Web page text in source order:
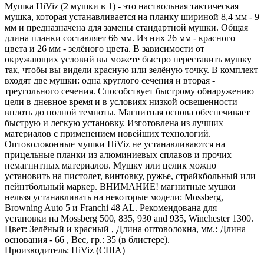
Мушка HiViz (2 мушки в 1) - это наствольная тактическая
мушка, которая устанавливается на планку шириной 8,4 мм - 9
мм и предназначена для замены стандартной мушки. Общая
длина планки составляет 66 мм. Из них 26 мм - красного
цвета и 26 мм - зелёного цвета. В зависимости от
окружающих условий вы можете быстро переставить мушку
так, чтобы вы видели красную или зелёную точку. В комплект
входят две мушки: одна круглого сечения и вторая -
треугольного сечения. Способствует быстрому обнаружению
цели в дневное время и в условиях низкой освещенности
вплоть до полной темноты. Магнитная основа обеспечивает
быструю и легкую установку. Изготовлена из лучших
материалов с применением новейших технологий.
Оптоволоконные мушки HiViz не устанавливаются на
прицельные планки из алюминиевых сплавов и прочих
немагнитных материалов. Мушку или целик можно
установить на пистолет, винтовку, ружье, страйкбольный или
пейнтбольный маркер. ВНИМАНИЕ! магнитные мушки
нельзя устанавливать на некоторые модели: Mossberg,
Browning Auto 5 и Franchi 48 AL. Рекомендована для
установки на Mossberg 500, 835, 930 and 935, Winchester 1300.
Цвет: Зелёный и красный , Длина оптоволокна, мм.: Длина
основания - 66 , Вес, гр.: 35 (в блистере).
Производитель: HiViz (США)